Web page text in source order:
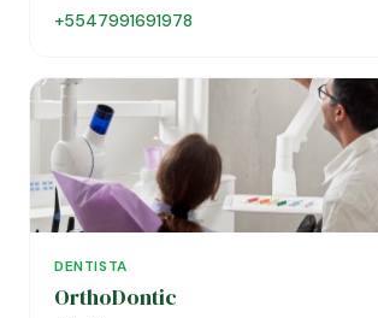
+5547991691978
DENTISTA
OrthoDontic